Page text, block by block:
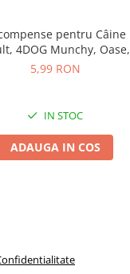
pentru Câine
4DOG Munchy, Oase,
Vită, 10cm, 3 bucăți
5,99 RON
IN STOC
ADAUGA IN COS